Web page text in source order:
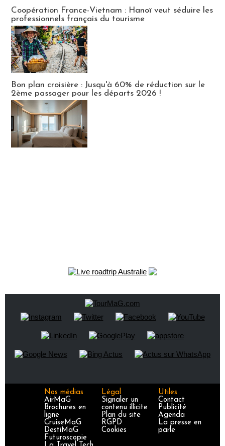
Coopération France-Vietnam : Hanoï veut séduire les
professionnels français du tourisme
Bon plan croisière : Jusqu'à 60% de réduction sur le
2ème passager pour les départs 2026 !
Nos médias
AirMaG
Brochures en
ligne
CruiseMaG
DestiMaG
Futuroscopie
Légal
Signaler un
contenu illicite
Plan du site
RGPD
Cookies
Utiles
Contact
Publicité
Agenda
La presse en
parle